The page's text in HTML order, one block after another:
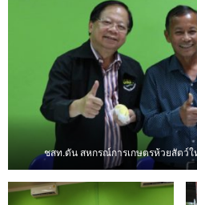
ชสท.ดัน สหกรณ์การเกษตรห้วยสัตว์